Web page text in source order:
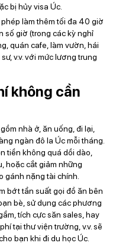
bị hủy visa Úc.
làm thêm tối đa 40 giờ
số giờ (trong các kỳ nghỉ
quán cafe, làm vườn, hái
v.v. với mức lương trung
không cần
nhà ở, ăn uống, đi lại,
ngàn đô la Úc mỗi tháng.
tiền không quá dồi dào,
hoặc cắt giảm những
gánh nặng tài chính.
bớt tần suất gọi đồ ăn bên
bè, sử dụng các phương
tích cực săn sales, hay
tại thư viện trường, v.v. sẽ
bạn khi đi du học Úc.